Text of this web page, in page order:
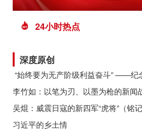
24小时热点
深度原创
习近平的乡土情